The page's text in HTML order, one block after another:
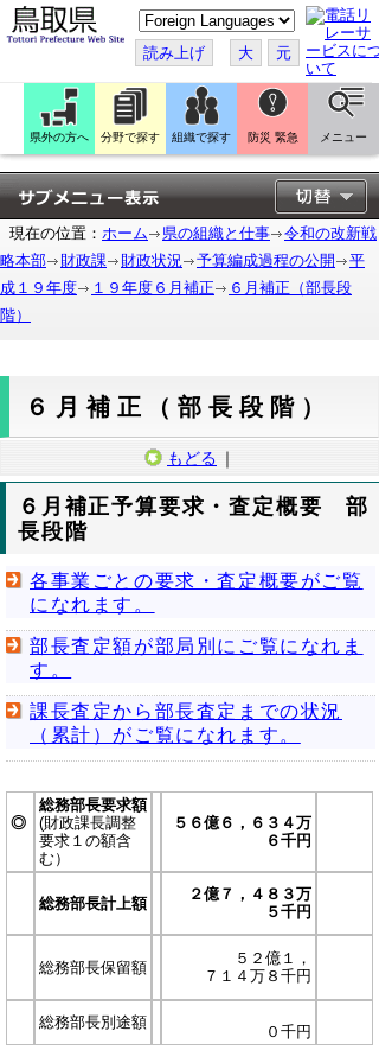
こ
の
ペ
ー
ジ
翻
訳
す
る
読み上げ 大 元
県外の方へ 分野で探す 組織で探す 防災 緊急 メニュー
現在の位置： ホーム 県の組織と仕事
令和の改新戦
略本部
財政課 財政状況 予算編成過程の公開
平
成１９年度
１９年度６月補正
６月補正（部長段
階）
６月補正（部長段階）
もどる ｜
６月補正予算要求・査定概要 部
長段階
各事業ごとの要求・査定概要がご覧
になれます。
部長査定額が部局別にご覧になれま
す。
課長査定から部長査定までの状況
（累計）がご覧になれます。
◎
総務部長要求額
(財政課長調整
要求１の額含
む）
５６億６，６３４万
６千円
総務部長計上額
２億７，４８３万
５千円
総務部長保留額
５２億１，
７１４万８千円
総務部長別途額
０千円